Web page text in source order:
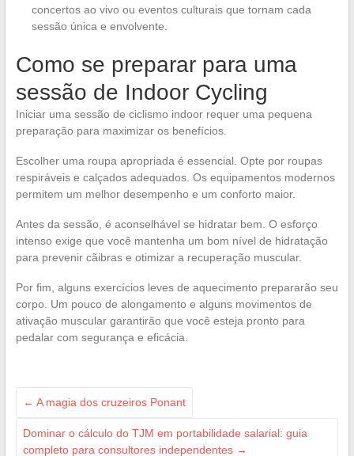
concertos ao vivo ou eventos culturais que tornam cada
sessão única e envolvente.
Como se preparar para uma
sessão de Indoor Cycling
Iniciar uma sessão de ciclismo indoor requer uma pequena
preparação para maximizar os benefícios.
Escolher uma roupa apropriada é essencial. Opte por roupas
respiráveis e calçados adequados. Os equipamentos modernos
permitem um melhor desempenho e um conforto maior.
Antes da sessão, é aconselhável se hidratar bem. O esforço
intenso exige que você mantenha um bom nível de hidratação
para prevenir cãibras e otimizar a recuperação muscular.
Por fim, alguns exercícios leves de aquecimento prepararão seu
corpo. Um pouco de alongamento e alguns movimentos de
ativação muscular garantirão que você esteja pronto para
pedalar com segurança e eficácia.
← A magia dos cruzeiros Ponant
Dominar o cálculo do TJM em portabilidade salarial: guia
completo para consultores independentes →